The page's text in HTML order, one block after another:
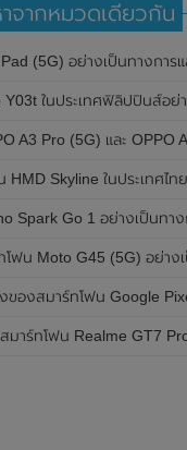
าจากหมวดเดียวกัน
นประเทศอินเดีย มาพร้อมชิปเซ็ต Snapdragon 7s Gen 2 ของ
ล้ว มาพร้อมชิปเซ็ต Unisoc T612 , กล้องหลัง ความละเอียด 13MP , แบตเตอรี่
A3x ในประเทศไทยอย่างเป็นทางการแล้ว ในร
ในประเทศไทยอย่างเป็นทางการแ
การแล้ว มาพร้อมหน้าจอแสดงผล LCD / 120Hz , แบตเตอรี่
Moto G45 (5G) อย่างเป็นทาง
Pixel 9a โชว์ดีไซน์ใหม่ กล้องหลังแบนร
GT7 Pro โชว์ให้เห็นดีไซน์ใหม่ พร้อมเผยรายล